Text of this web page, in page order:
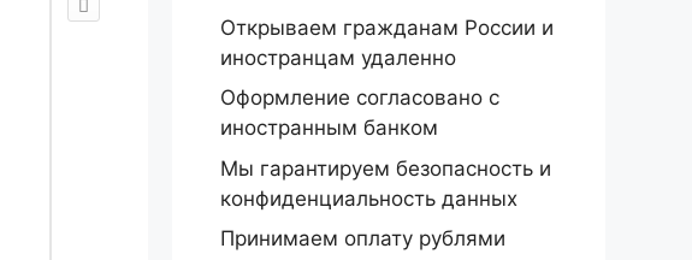
Открываем гражданам России и
иностранцам удаленно
Оформление согласовано с
иностранным банком
Мы гарантируем безопасность и
конфиденциальность данных
Принимаем оплату рублями